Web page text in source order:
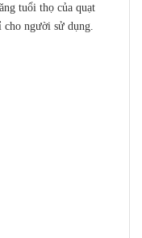
tuổi thọ của quạt
cho người sử dụng.